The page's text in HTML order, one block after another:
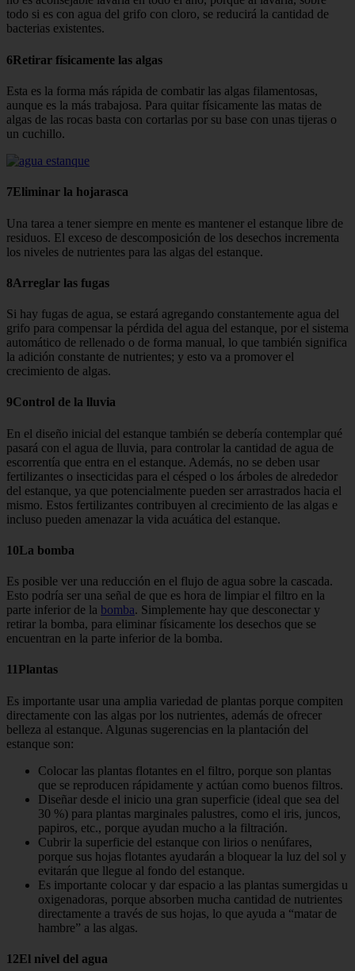
todo si es con agua del grifo con cloro, se redu­cirá la cantidad de
bacterias existentes.
6Retirar físicamente las algas
Esta es la forma más rápida de com­batir las algas filamentosas,
aunque es la más trabajosa. Para quitar físicamen­te las matas de
algas de las rocas basta con cortarlas por su base con unas tije­ras o
un cuchillo.
7Eliminar la hojarasca
Una tarea a tener siempre en mente es mantener el estanque libre de
resi­duos. El exceso de descomposición de los desechos incrementa
los niveles de nutrientes para las algas del estanque.
8Arreglar las fugas
Si hay fugas de agua, se estará agre­gando constantemente agua del
grifo para compensar la pérdida del agua del estanque, por el sistema
automático de rellenado o de forma manual, lo que también significa
la adición constante de nutrientes; y esto va a promover el
crecimiento de algas.
9Control de la lluvia
En el diseño inicial del estanque tam­bién se debería contemplar qué
pasará con el agua de lluvia, para controlar la cantidad de agua de
escorrentía que entra en el estanque. Además, no se deben usar
fertilizantes o insecticidas para el césped o los árboles de alre­dedor
del estanque, ya que potencial­mente pueden ser arrastrados hacia el
mismo. Estos fertilizantes contribuyen al crecimiento de las algas e
incluso pueden amenazar la vida acuática del estanque.
10La bomba
Es posible ver una reducción en el flujo de agua sobre la cascada.
Esto podría ser una señal de que es hora de limpiar el filtro en la
parte inferior de la bomba. Simplemente hay que desconectar y
retirar la bomba, para eliminar físicamente los desechos que se
encuentran en la parte inferior de la bomba.
11Plantas
Es importante usar una amplia varie­dad de plantas porque compiten
direc­tamente con las algas por los nutrientes, además de ofrecer
belleza al estanque. Algunas sugerencias en la plantación del
estanque son:
Colocar las plantas flotantes en el fil­tro, porque son plantas
que se repro­ducen rápidamente y actúan como buenos filtros.
Diseñar desde el inicio una gran su­perficie (ideal que sea del
30 %) para plantas marginales palustres, como el iris, juncos,
papiros, etc., porque ayu­dan mucho a la filtración.
Cubrir la superficie del estanque con lirios o nenúfares,
porque sus hojas flotantes ayudarán a bloquear la luz del sol y
evitarán que llegue al fondo del estanque.
Es importante colocar y dar espacio a las plantas sumergidas u
oxigenado­ras, porque absorben mucha cantidad de nutrientes
directamente a través de sus hojas, lo que ayuda a “matar de
hambre” a las algas.
12El nivel del agua